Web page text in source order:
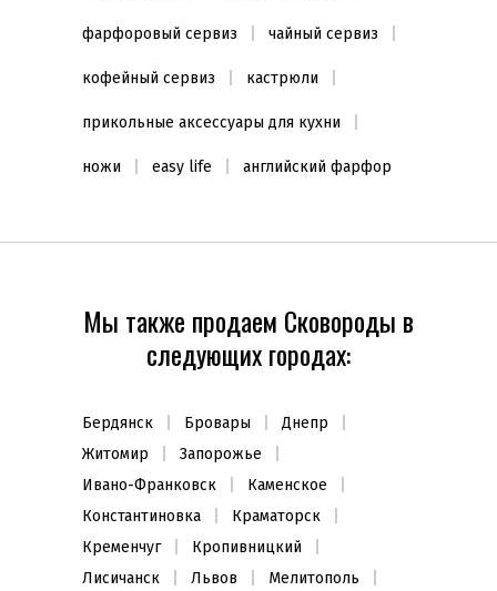
фарфоровый сервиз чайный сервиз
кофейный сервиз кастрюли
прикольные аксессуары для кухни
ножи easy life английский фарфор
Мы также продаем Сковороды в
следующих городах:
Бердянск Бровары
Днепр
Житомир
Запорожье
Ивано-Франковск
Каменское
Константиновка
Краматорск
Кременчуг
Кропивницкий
Лисичанск
Львов
Мелитополь